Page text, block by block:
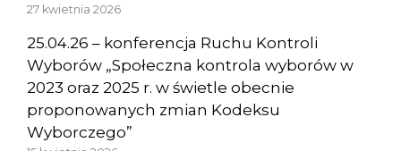
27 kwietnia 2026
25.04.26 – konferencja Ruchu Kontroli
Wyborów „Społeczna kontrola wyborów w
2023 oraz 2025 r. w świetle obecnie
proponowanych zmian Kodeksu
Wyborczego”